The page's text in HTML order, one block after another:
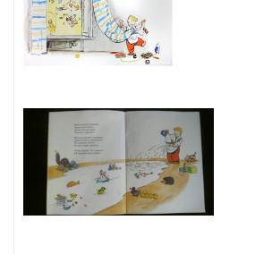
множество других заманчивых
рассматривания и жизнь детского сада:
детки в фартучках с поварёшкой,
Книга о притягательной силе больших
детям младшего дошкольного возраста.